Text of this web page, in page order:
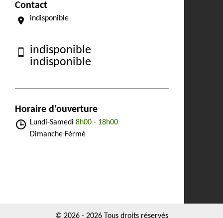
Contact
indisponible
indisponible
indisponible
Horaire d'ouverture
Lundi-Samedi 8h00 - 18h00
Dimanche Férmé
© 2026 - 2026 Tous droits réservés